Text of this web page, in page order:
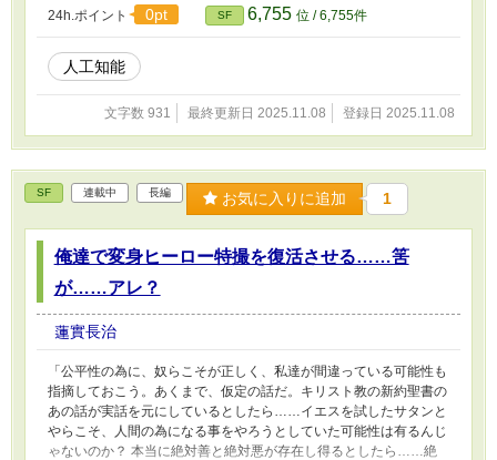
24h.ポイント 0pt SF 6,755 位 / 6,755件
人工知能
文字数 931 最終更新日 2025.11.08 登録日 2025.11.08
SF 連載中 長編 お気に入りに追加 1
俺達で変身ヒーロー特撮を復活させる……筈
が……アレ？
蓮實長治
「公平性の為に、奴らこそが正しく、私達が間違っている可能性も
指摘しておこう。あくまで、仮定の話だ。キリスト教の新約聖書の
あの話が実話を元にしているとしたら……イエスを試したサタンと
やらこそ、人間の為になる事をやろうとしていた可能性は有るんじ
ゃないのか？ 本当に絶対善と絶対悪が存在し得るとしたら……絶